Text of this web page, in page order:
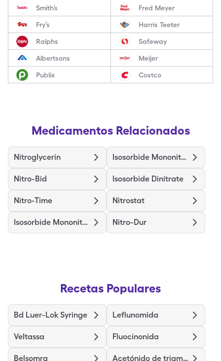
Smith’s Fred Meyer
Fry’s Harris Teeter
Ralphs Safeway
Albertsons Meijer
Publix Costco
Medicamentos Relacionados
Nitroglycerin Isosorbide Mononitrate Er
Nitro-Bid Isosorbide Dinitrate
Nitro-Time Nitrostat
Isosorbide Mononitrate Nitro-Dur
Recetas Populares
Bd Luer-Lok Syringe Leflunomida
Veltassa Fluocinonida
Belsomra Acetónido de triamcinolona